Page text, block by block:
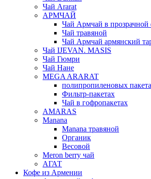
Чай Ararat
АРМЧАЙ
Чай Армчай в прозрачной
Чай травяной
Чай Армчай армянский
Чай IJEVAN. MASIS
Чай Гюмри
Чай Нане
MEGA ARARAT
полипропиленовых
Фильтр-пакетах
Чай в гофропакетах
AMARAS
Manana
Manana травяной
Органик
Весовой
Meron berry чай
АГАТ
Кофе из Армении